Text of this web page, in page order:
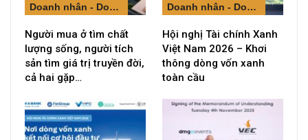
Doanh nhân - Doanh nghiệp
Người mua ở tìm chất
lượng sống, người tích
sản tìm giá trị truyền đời,
cả hai gặp…
Doanh nhân - Doanh nghiệp
Hội nghị Tài chính Xanh
Việt Nam 2026 – Khơi
thông dòng vốn xanh
toàn cầu